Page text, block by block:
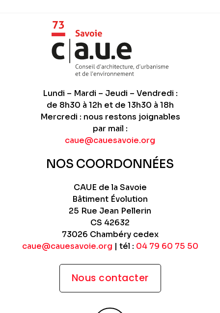
Lundi – Mardi – Jeudi – Vendredi :
de 8h30 à 12h et de 13h30 à 18h
Mercredi : nous restons joignables
par mail :
caue@cauesavoie.org
NOS COORDONNÉES
CAUE de la Savoie
Bâtiment Évolution
25 Rue Jean Pellerin
CS 42632
73026 Chambéry cedex
caue@cauesavoie.org | tél : 04 79 60 75 50
Nous contacter